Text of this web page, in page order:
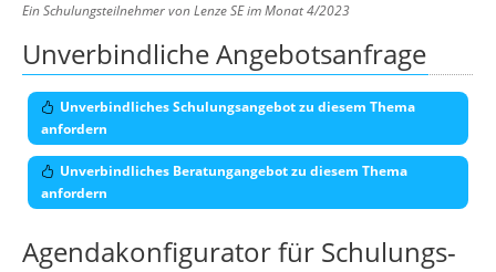
Ein Schulungsteilnehmer von Lenze SE im Monat 4/2023
Unverbindliche Angebotsanfrage
Unverbindliches Schulungsangebot zu diesem Thema
anfordern
Unverbindliches Beratungangebot zu diesem Thema
anfordern
Agendakonfigurator für Schulungs-